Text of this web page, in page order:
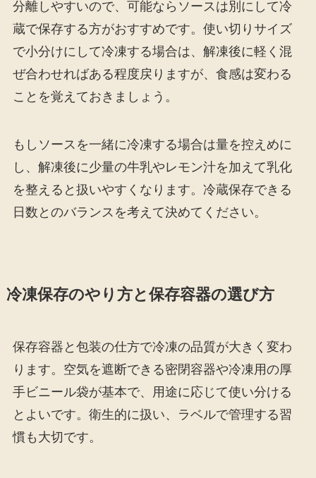
分離しやすいので、可能ならソースは別にして冷
蔵で保存する方がおすすめです。使い切りサイズ
で小分けにして冷凍する場合は、解凍後に軽く混
ぜ合わせればある程度戻りますが、食感は変わる
ことを覚えておきましょう。
もしソースを一緒に冷凍する場合は量を控えめに
し、解凍後に少量の牛乳やレモン汁を加えて乳化
を整えると扱いやすくなります。冷蔵保存できる
日数とのバランスを考えて決めてください。
冷凍保存のやり方と保存容器の選び方
保存容器と包装の仕方で冷凍の品質が大きく変わ
ります。空気を遮断できる密閉容器や冷凍用の厚
手ビニール袋が基本で、用途に応じて使い分ける
とよいです。衛生的に扱い、ラベルで管理する習
慣も大切です。